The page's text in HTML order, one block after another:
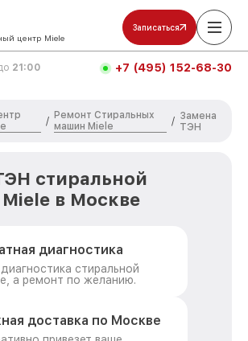
центр Miele
Записаться
21:00 +7 (495) 152-68-30
/
Ремонт Стиральных
машин Miele
/ Замена
ТЭН
стиральной
в Москве
диагностика
стиральной
а ремонт по желанию.
доставка по Москве